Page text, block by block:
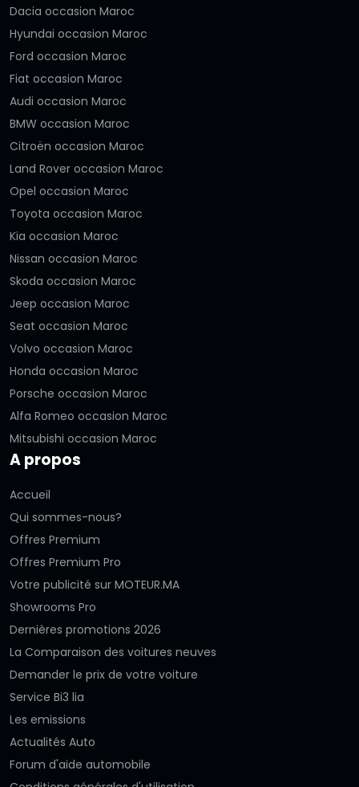
Dacia occasion Maroc
Hyundai occasion Maroc
Ford occasion Maroc
Fiat occasion Maroc
Audi occasion Maroc
BMW occasion Maroc
Citroën occasion Maroc
Land Rover occasion Maroc
Opel occasion Maroc
Toyota occasion Maroc
Kia occasion Maroc
Nissan occasion Maroc
Skoda occasion Maroc
Jeep occasion Maroc
Seat occasion Maroc
Volvo occasion Maroc
Honda occasion Maroc
Porsche occasion Maroc
Alfa Romeo occasion Maroc
Mitsubishi occasion Maroc
A propos
Accueil
Qui sommes-nous?
Offres Premium
Offres Premium Pro
Votre publicité sur MOTEUR.MA
Showrooms Pro
Dernières promotions 2026
La Comparaison des voitures neuves
Demander le prix de votre voiture
Service Bi3 lia
Les emissions
Actualités Auto
Forum d'aide automobile